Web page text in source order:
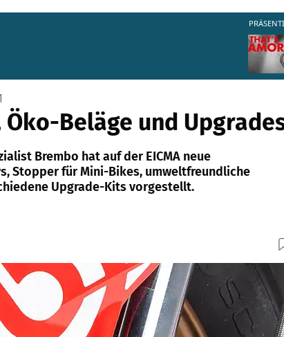
Beläge und
Brembo hat auf der EICMA neue
Stopper für Mini-Bikes, umweltfreundliche
Upgrade-Kits vorgestellt.